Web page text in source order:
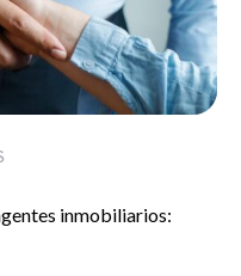
inmobiliarios: